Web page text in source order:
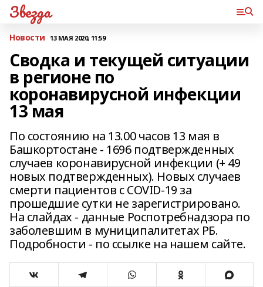
Звезда
Новости 13 МАЯ 2020, 11:59
Сводка и текущей ситуации
в регионе по
коронавирусной инфекции
13 мая
По состоянию на 13.00 часов 13 мая в
Башкортостане - 1696 подтвержденных
случаев коронавирусной инфекции (+ 49
новых подтвержденных). Новых случаев
смерти пациентов с COVID-19 за
прошедшие сутки не зарегистрировано.
На слайдах - данные Роспотребнадзора по
заболевшим в муниципалитетах РБ.
Подробности - по ссылке на нашем сайте.